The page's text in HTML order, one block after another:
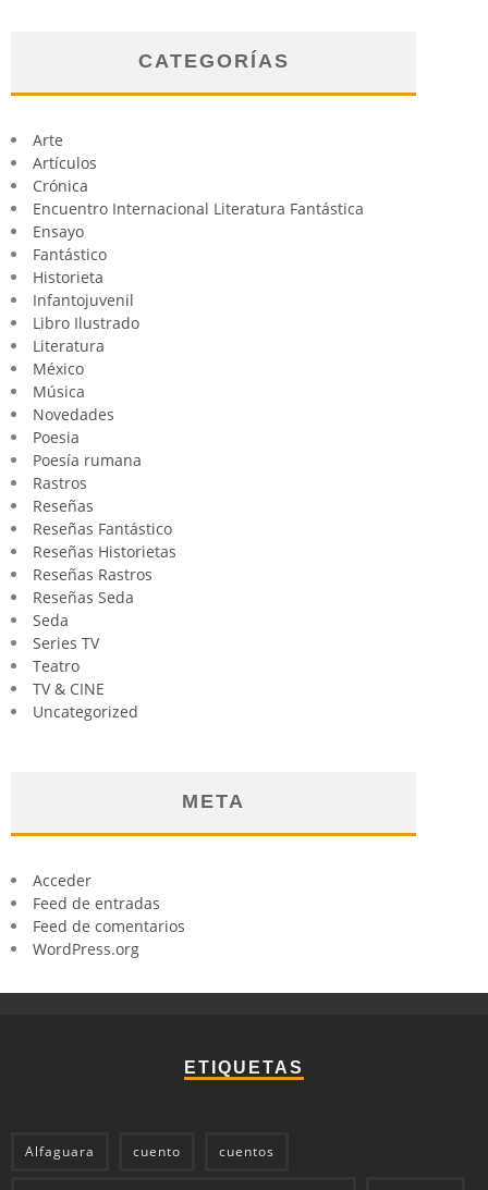
CATEGORÍAS
Arte
Artículos
Crónica
Encuentro Internacional Literatura Fantástica
Ensayo
Fantástico
Historieta
Infantojuvenil
Libro Ilustrado
Literatura
México
Música
Novedades
Poesia
Poesía rumana
Rastros
Reseñas
Reseñas Fantástico
Reseñas Historietas
Reseñas Rastros
Reseñas Seda
Seda
Series TV
Teatro
TV & CINE
Uncategorized
META
Acceder
Feed de entradas
Feed de comentarios
WordPress.org
ETIQUETAS
Alfaguara cuento cuentos